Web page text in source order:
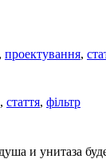
, проектування,
, стаття, фільтр
и унитаза